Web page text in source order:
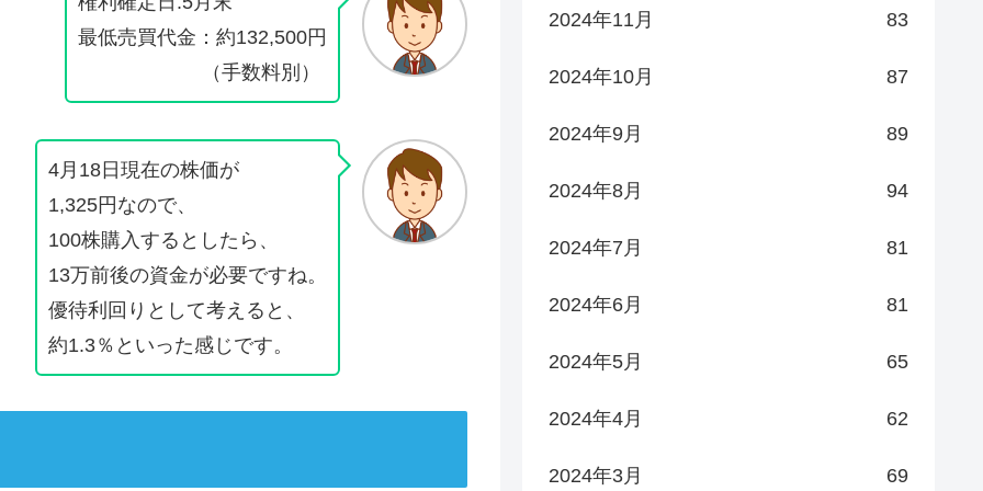
最低売買代金：約132,500円
（手数料別）
4月18日現在の株価が
1,325円なので、
100株購入するとしたら、
13万前後の資金が必要ですね。
優待利回りとして考えると、
約1.3％といった感じです。
2024年11月 83
2024年10月 87
2024年9月 89
2024年8月 94
2024年7月 81
2024年6月 81
2024年5月 65
2024年4月 62
2024年3月 69